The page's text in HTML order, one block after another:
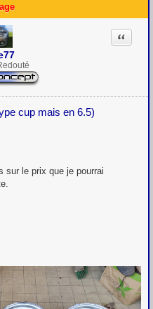
cup mais en 6.5)
Citation
sur le prix que je pourrai